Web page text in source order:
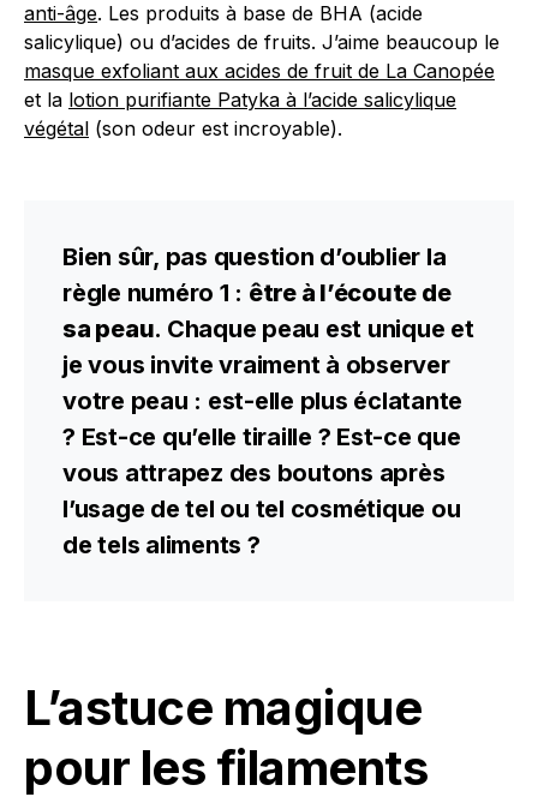
anti-âge. Les produits à base de BHA (acide
salicylique) ou d’acides de fruits. J’aime beaucoup le
masque exfoliant aux acides de fruit de La Canopée
et la lotion purifiante Patyka à l’acide salicylique
végétal (son odeur est incroyable).
Bien sûr, pas question d’oublier la
règle numéro 1 : être à l’écoute de
sa peau. Chaque peau est unique et
je vous invite vraiment à observer
votre peau : est-elle plus éclatante
? Est-ce qu’elle tiraille ? Est-ce que
vous attrapez des boutons après
l’usage de tel ou tel cosmétique ou
de tels aliments ?
L’astuce magique
pour les filaments